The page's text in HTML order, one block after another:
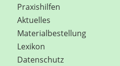
Datenschutz
Newsletter
Praxishilfen
Aktuelles
Materialbestellung
Lexikon
Datenschutz